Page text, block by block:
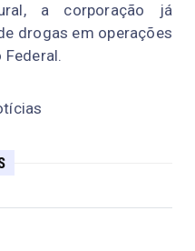
a corporação já
drogas em operações